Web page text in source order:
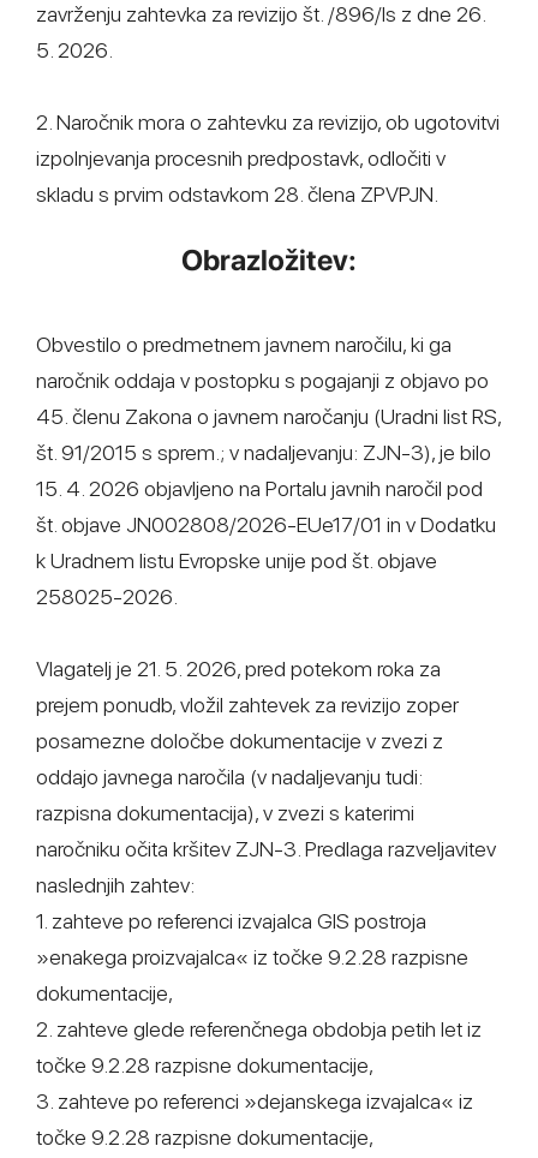
zavrženju zahtevka za revizijo št. /896/ls z dne 26.
5. 2026.
2. Naročnik mora o zahtevku za revizijo, ob ugotovitvi
izpolnjevanja procesnih predpostavk, odločiti v
skladu s prvim odstavkom 28. člena ZPVPJN.
Obrazložitev:
Obvestilo o predmetnem javnem naročilu, ki ga
naročnik oddaja v postopku s pogajanji z objavo po
45. členu Zakona o javnem naročanju (Uradni list RS,
št. 91/2015 s sprem.; v nadaljevanju: ZJN-3), je bilo
15. 4. 2026 objavljeno na Portalu javnih naročil pod
št. objave JN002808/2026-EUe17/01 in v Dodatku
k Uradnem listu Evropske unije pod št. objave
258025-2026.
Vlagatelj je 21. 5. 2026, pred potekom roka za
prejem ponudb, vložil zahtevek za revizijo zoper
posamezne določbe dokumentacije v zvezi z
oddajo javnega naročila (v nadaljevanju tudi:
razpisna dokumentacija), v zvezi s katerimi
naročniku očita kršitev ZJN-3. Predlaga razveljavitev
naslednjih zahtev:
1. zahteve po referenci izvajalca GIS postroja
»enakega proizvajalca« iz točke 9.2.28 razpisne
dokumentacije,
2. zahteve glede referenčnega obdobja petih let iz
točke 9.2.28 razpisne dokumentacije,
3. zahteve po referenci »dejanskega izvajalca« iz
točke 9.2.28 razpisne dokumentacije,